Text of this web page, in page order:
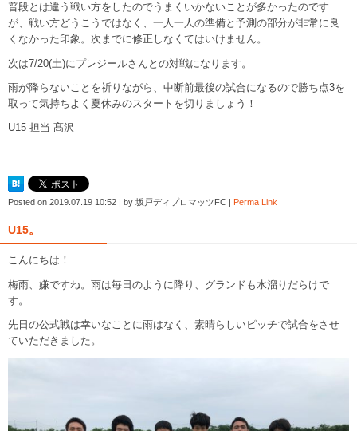
普段とは違う戦い方をしたのでうまくいかないことが多かったのです
が、戦い方どうこうではなく、一人一人の準備と予測の部分が非常に良
くなかった印象。次までに修正しなくてはいけません。
次は7/20(土)にプレジールさんとの対戦になります。
雨が降らないことを祈りながら、中断前最後の試合になるので勝ち点3を
取って気持ちよく夏休みのスタートを切りましょう！
U15 担当 髙沢
Posted on 2019.07.19 10:52 by 坂戸ディプロマッツFC Perma Link
U15。
こんにちは！
梅雨、嫌ですね。雨は毎日のように降り、グランドも水溜りだらけで
す。
先日の公式戦は幸いなことに雨はなく、素晴らしいピッチで試合をさせ
ていただきました。